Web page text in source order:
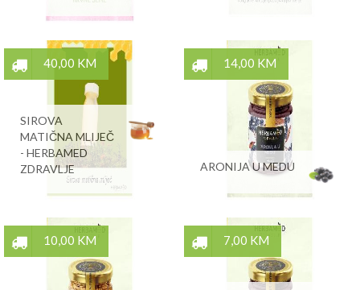
40,00 KM
SIROVA
MATIČNA MLIJEČ
- HERBAMED
ZDRAVLJE
14,00 KM
ARONIJA U MEDU
10,00 KM 7,00 KM